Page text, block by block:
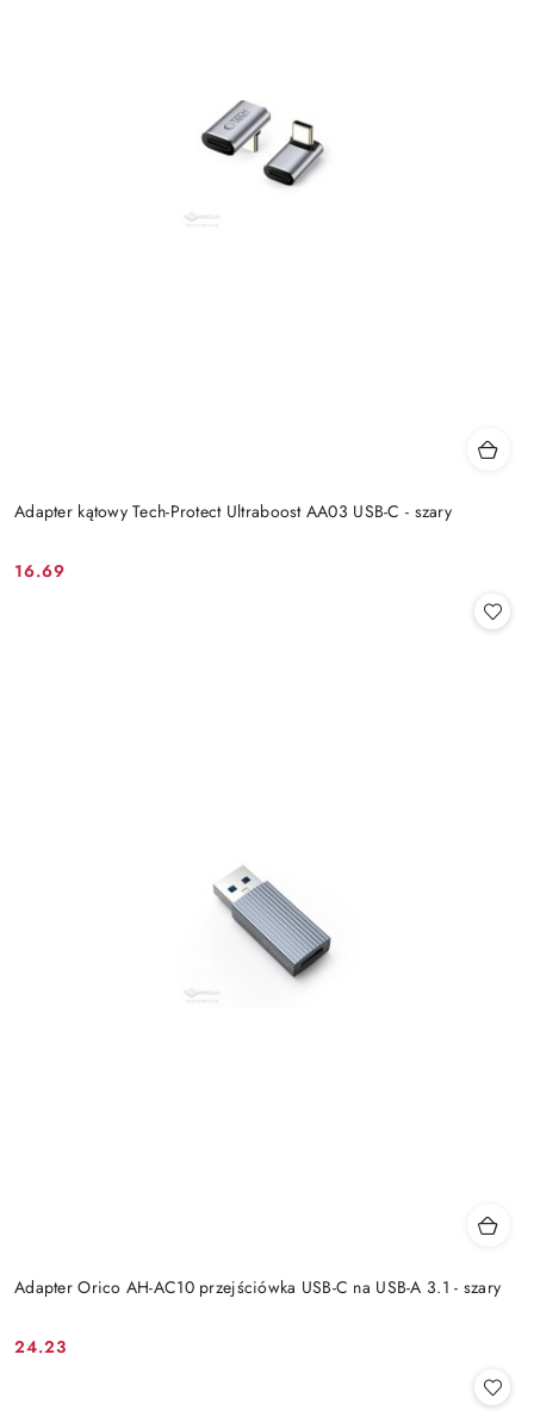
Adapter kątowy Tech-Protect Ultraboost AA03 USB-C - szary
Cena:
16.69
Adapter Orico AH-AC10 przejściówka USB-C na USB-A 3.1 - szary
Cena:
24.23